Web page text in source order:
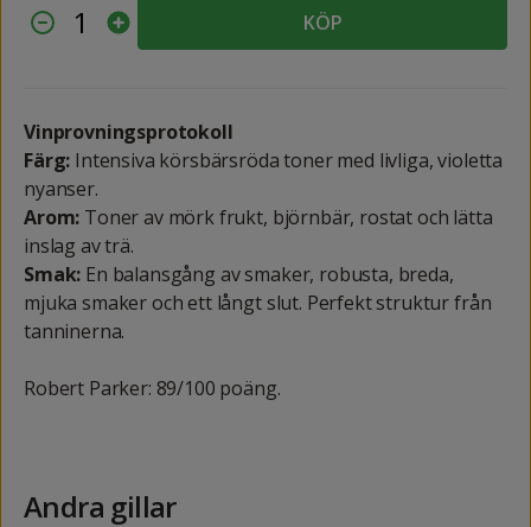
1 KÖP
Vinprovningsprotokoll
Färg: Intensiva körsbärsröda toner med livliga, violetta
nyanser.
Arom: Toner av mörk frukt, björnbär, rostat och lätta
inslag av trä.
Smak: En balansgång av smaker, robusta, breda,
mjuka smaker och ett långt slut. Perfekt struktur från
tanninerna.
Robert Parker: 89/100 poäng.
Andra gillar